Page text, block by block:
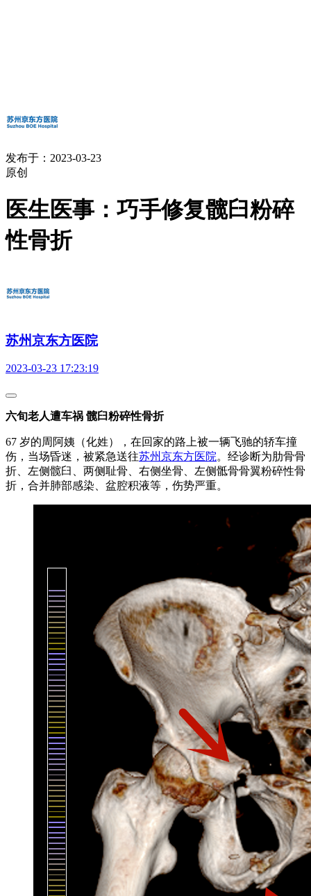
发布于：2023-03-23
原创
医生医事：巧手修复髋臼粉碎
性骨折
苏州京东方医院
2023-03-23 17:23:19
六旬老人遭车祸 髋臼粉碎性骨折
67 岁的周阿姨（化姓），在回家的路上被一辆飞驰的轿车撞
伤，当场昏迷，被紧急送往苏州京东方医院。经诊断为肋骨骨
折、左侧髋臼、两侧耻骨、右侧坐骨、左侧骶骨骨翼粉碎性骨
折，合并肺部感染、盆腔积液等，伤势严重。